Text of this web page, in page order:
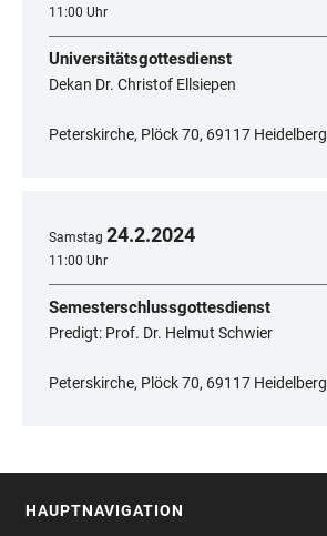
11:00 Uhr
Universitätsgottesdienst
Dekan Dr. Christof Ellsiepen
Peterskirche, Plöck 70, 69117 Heidelberg
Samstag 24.2.2024
11:00 Uhr
Semesterschlussgottesdienst
Predigt: Prof. Dr. Helmut Schwier
Peterskirche, Plöck 70, 69117 Heidelberg
HAUPTNAVIGATION